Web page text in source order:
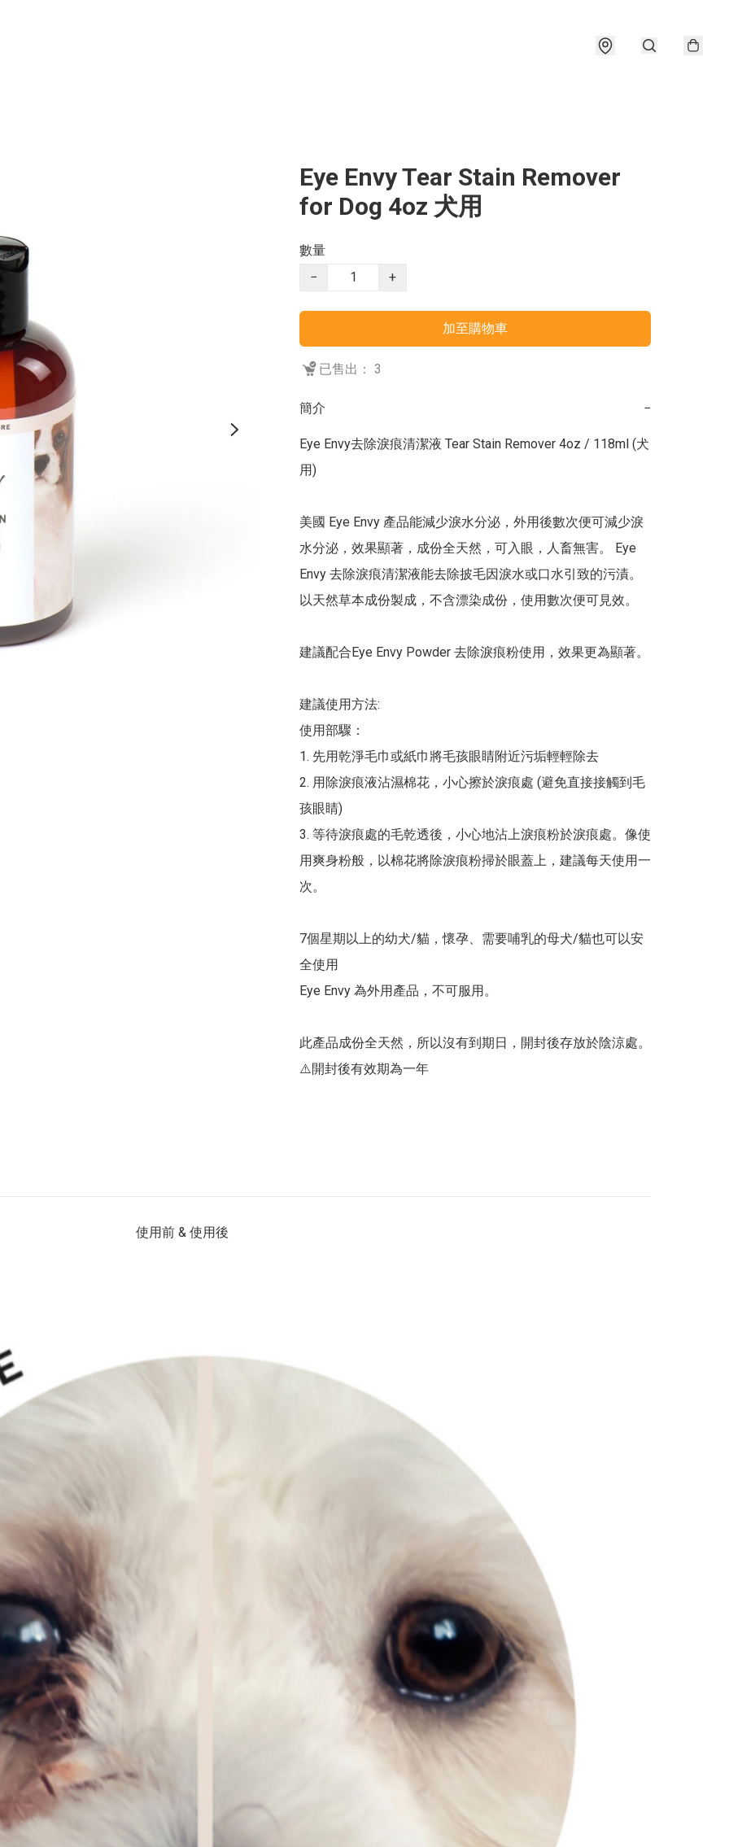
Eye Envy Tear Stain Remover
for Dog 4oz 犬用
數量
−
+
加至購物車
已售出： 3
簡介 −
Eye Envy去除淚痕清潔液 Tear Stain Remover 4oz / 118ml (犬
用)
美國 Eye Envy 產品能減少淚水分泌，外用後數次便可減少淚
水分泌，效果顯著，成份全天然，可入眼，人畜無害。 Eye
Envy 去除淚痕清潔液能去除披毛因淚水或口水引致的污漬。
以天然草本成份製成，不含漂染成份，使用數次便可見效。
建議配合Eye Envy Powder 去除淚痕粉使用，效果更為顯著。
建議使用方法:
使用部驟：
1. 先用乾淨毛巾或紙巾將毛孩眼睛附近污垢輕輕除去
2. 用除淚痕液沾濕棉花，小心擦於淚痕處 (避免直接接觸到毛
孩眼睛)
3. 等待淚痕處的毛乾透後，小心地沾上淚痕粉於淚痕處。像使
用爽身粉般，以棉花將除淚痕粉掃於眼蓋上，建議每天使用一
次。
7個星期以上的幼犬/貓，懷孕、需要哺乳的母犬/貓也可以安
全使用
Eye Envy 為外用產品，不可服用。
此產品成份全天然，所以沒有到期日，開封後存放於陰涼處。
⚠️開封後有效期為一年
使用前 & 使用後